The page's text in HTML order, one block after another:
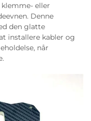
eller
Denne
den glatte
installere kabler og
når